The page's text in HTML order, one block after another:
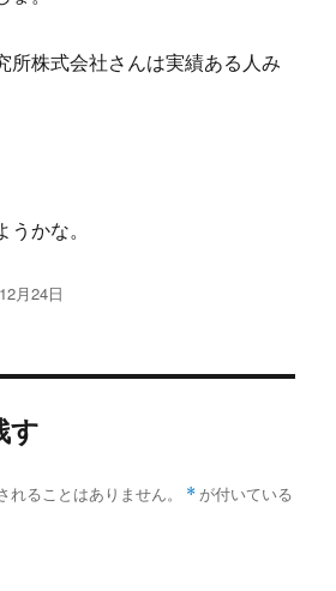
所株式会社さんは実績ある人み
かな。
月24日
す
れることはありません。 * が付いている